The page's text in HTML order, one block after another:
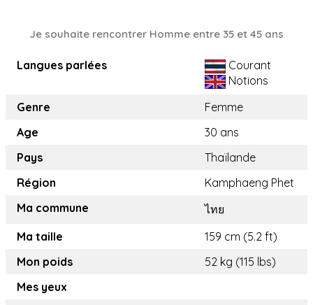
Je souhaite rencontrer Homme entre 35 et 45 ans
Langues parlées
Courant
Notions
Genre
Femme
Age
30 ans
Pays
Thaïlande
Région
Kamphaeng Phet
Ma commune
ไทย
Ma taille
159 cm (5.2 ft)
Mon poids
52 kg (115 lbs)
Mes yeux